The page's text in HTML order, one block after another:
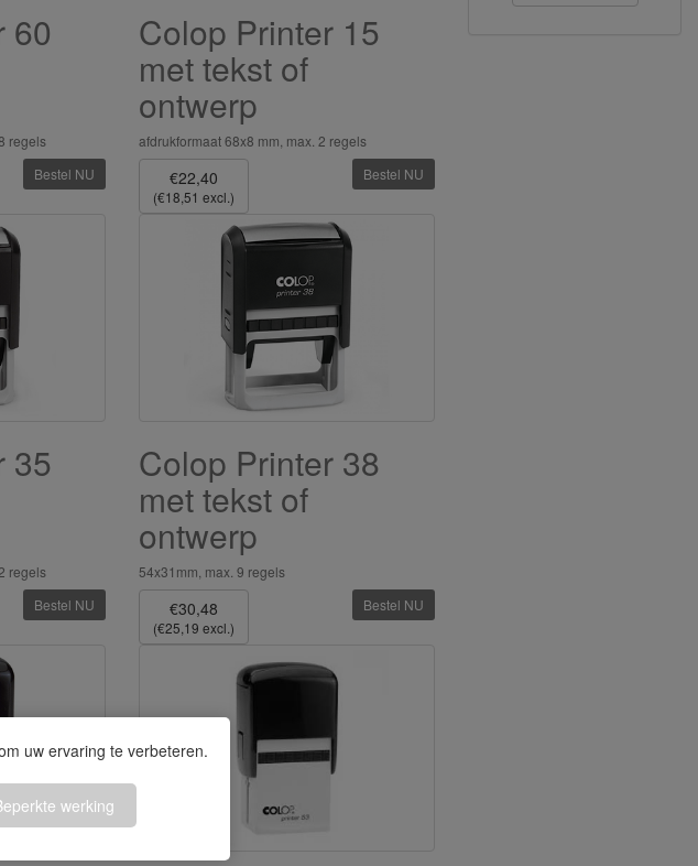
uw ervaring te verbeteren.
werking
60
regels
Bestel NU
Colop Printer 15
met tekst of
ontwerp
afdrukformaat 68x8 mm, max. 2 regels
€22,40
(€18,51 excl.)
Bestel NU
35
regels
Bestel NU
Colop Printer 38
met tekst of
ontwerp
54x31mm, max. 9 regels
€30,48
(€25,19 excl.)
Bestel NU